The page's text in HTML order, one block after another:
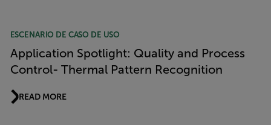
ESCENARIO DE CASO DE USO
Application Spotlight: Quality and Process
Control- Thermal Pattern Recognition
READ MORE